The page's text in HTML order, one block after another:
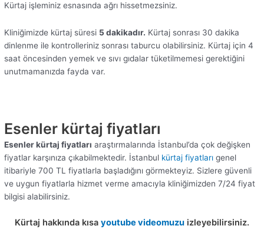
Kürtaj işleminiz esnasında ağrı hissetmezsiniz.
Kliniğimizde kürtaj süresi 5 dakikadır. Kürtaj sonrası 30 dakika
dinlenme ile kontrolleriniz sonrası taburcu olabilirsiniz. Kürtaj için 4
saat öncesinden yemek ve sıvı gıdalar tüketilmemesi gerektiğini
unutmamanızda fayda var.
Esenler kürtaj fiyatları
Esenler kürtaj fiyatları araştırmalarında İstanbul’da çok değişken
fiyatlar karşınıza çıkabilmektedir. İstanbul kürtaj fiyatları genel
itibariyle 700 TL fiyatlarla başladığını görmekteyiz. Sizlere güvenli
ve uygun fiyatlarla hizmet verme amacıyla kliniğimizden 7/24 fiyat
bilgisi alabilirsiniz.
Kürtaj hakkında kısa youtube videomuzu izleyebilirsiniz.